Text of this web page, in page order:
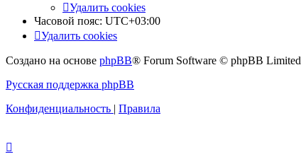
Удалить cookies
Часовой пояс: UTC+03:00
Удалить cookies
Создано на основе phpBB® Forum Software © phpBB Limited
Русская поддержка phpBB
Конфиденциальность | Правила